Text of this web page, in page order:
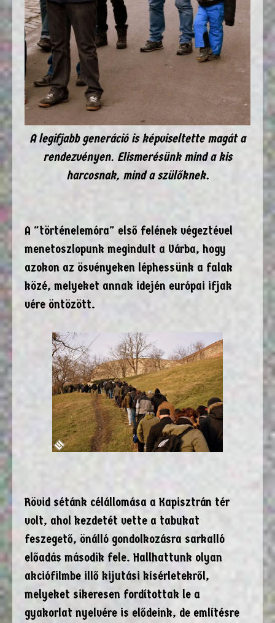
A legifjabb generáció is képviseltette magát a
rendezvényen. Elismerésünk mind a kis
harcosnak, mind a szülőknek.
A "történelemóra" első felének végeztével
menetoszlopunk megindult a Várba, hogy
azokon az ösvényeken léphessünk a falak
közé, melyeket annak idején európai ifjak
vére öntözött.
Rövid sétánk célállomása a Kapisztrán tér
volt, ahol kezdetét vette a tabukat
feszegető, önálló gondolkozásra sarkalló
előadás második fele. Hallhattunk olyan
akciófilmbe illő kijutási kísérletekről,
melyeket sikeresen fordítottak le a
gyakorlat nyelvére is elődeink, de említésre